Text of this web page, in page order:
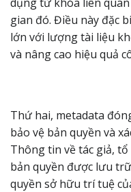
gian đó. Điều này đặc
lớn với lượng tài liệu
và nâng cao hiệu quả
Thứ hai, metadata
bảo vệ bản quyền và
Thông tin về tác giả,
bản quyền được lưu
quyền sở hữu trí tuệ